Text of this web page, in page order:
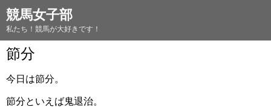
競馬女子部
私たち！競馬が大好きです！
節分
今日は節分。
節分といえば鬼退治。